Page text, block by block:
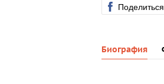
Поделиться
Биография